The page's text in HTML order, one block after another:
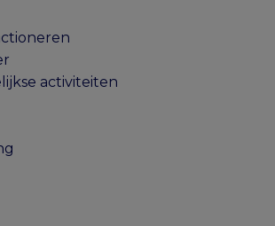
activiteiten